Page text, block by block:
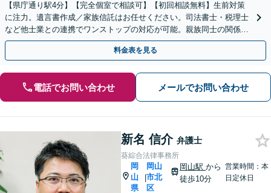
【県庁通り駅4分】【完全個室で相談可】【初回相談無料】生前対策
に注力。遺言書作成／家族信託はお任せください。司法書士・税理士
など他士業との連携でワンストップの対応が可能。親族同士の関係を
守るためにも、お早めにご相談を。【夜間・休日相談可能】
料金表を見る
電話でお問い合わせ メールでお問い合わせ
新名 信介 弁護士
葵綜合法律事務所
岡
山
県
|
岡山
市北
区
岡山駅 から
徒歩10分
営業時間：本
日定休日